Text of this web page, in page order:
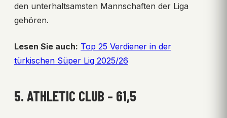
den unterhaltsamsten Mannschaften der Liga
gehören.
Lesen Sie auch: Top 25 Verdiener in der
türkischen Süper Lig 2025/26
5. ATHLETIC CLUB – 61,5